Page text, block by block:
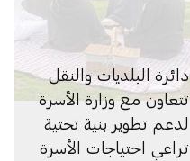
دائرة البلديات والنقل
تتعاون مع وزارة الأسرة
لدعم تطوير بنية تحتية
تراعي احتياجات الأسرة